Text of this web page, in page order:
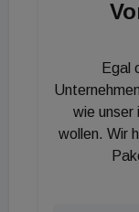
richtig gute
EU-Gelder
überhitzt.
Für die
Egal
wie unser
wollen. Wir